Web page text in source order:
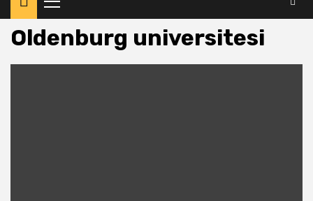
Primary
Menu
Oldenburg universitesi